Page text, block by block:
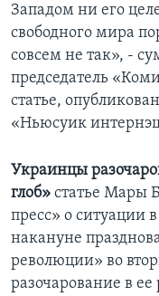
Западом ни его
свободного мира
совсем не так», -
председатель
статье,
«Ньюсуик
Украинцы
глоб» статье Мары
пресс» о ситуации
накануне
революции» во
разочарование в ее